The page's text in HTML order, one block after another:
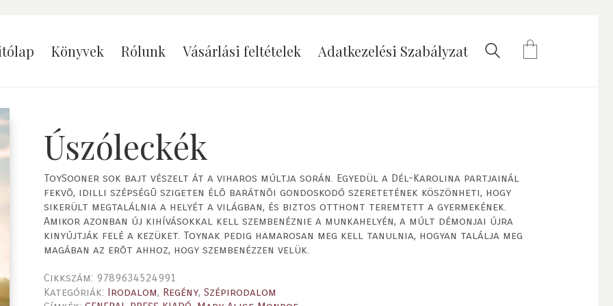
Könyvek Rólunk Vásárlási feltételek Adatkezelési Szabályzat
Úszóleckék
ToySooner sok bajt vészelt át a viharos múltja során. Egyedül a Dél-Karolina partjainál
fekvõ, idilli szépségû szigeten élõ barátnõi gondoskodó szeretetének köszönheti, hogy
sikerült megtalálnia a helyét a világban, és biztos otthont teremtett a gyermekének.
Amikor azonban új kihívásokkal kell szembenéznie a munkahelyén, a múlt démonjai újra
kinyújtják felé a kezüket. Toynak pedig hamarosan meg kell tanulnia, hogyan találja meg
magában az erõt ahhoz, hogy szembenézzen velük.
Cikkszám: 9789634524991
Kategóriák: Irodalom, Regény, Szépirodalom